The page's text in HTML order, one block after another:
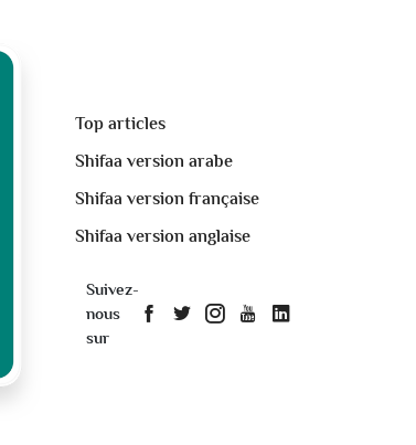
Top articles
Shifaa version arabe
Shifaa version française
Shifaa version anglaise
Suivez-
nous
sur